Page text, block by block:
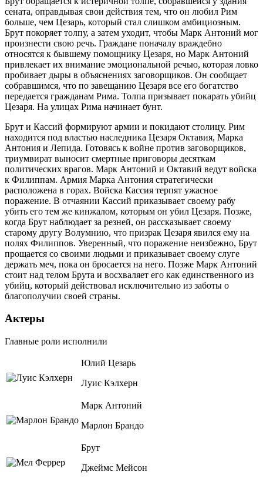
сената, оправдывая свои действия тем, что он любил Рим
больше, чем Цезарь, который стал слишком амбициозным.
Брут покоряет толпу, а затем уходит, чтобы Марк Антоний мог
произнести свою речь. Граждане поначалу враждебно
относятся к бывшему помощнику Цезаря, но Марк Антоний
привлекает их внимание эмоциональной речью, которая ловко
пробивает дыры в объяснениях заговорщиков. Он сообщает
собравшимся, что по завещанию Цезаря все его богатство
передается гражданам Рима. Толпа призывает покарать убийц
Цезаря. На улицах Рима начинает бунт.
Брут и Кассий формируют армии и покидают столицу. Рим
находится под властью наследника Цезаря Октавия, Марка
Антония и Лепида. Готовясь к войне против заговорщиков,
триумвират выносит смертные приговоры десяткам
политических врагов. Марк Антоний и Октавий ведут войска
к Филиппам. Армия Марка Антония стратегически
расположена в горах. Войска Кассия терпят ужасное
поражение. В отчаянии Кассий приказывает своему рабу
убить его тем же кинжалом, которым он убил Цезаря. Позже,
когда Брут наблюдает за резней, он рассказывает своему
старому другу Волумнию, что призрак Цезаря явился ему на
полях Филиппов. Уверенный, что поражение неизбежно, Брут
прощается со своими людьми и приказывает своему слуге
держать меч, пока он бросается на него. Позже Марк Антоний
стоит над телом Брута и восхваляет его как единственного из
убийц, который действовал исключительно из заботы о
благополучии своей страны.
Актеры
Главные роли исполнили
Юлий Цезарь
Луис Кэлхерн
Марк Антоний
Марлон Брандо
Брут
Джеймс Мейсон